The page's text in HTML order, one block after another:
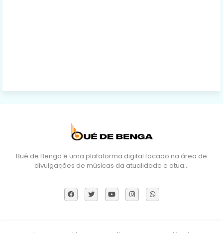
Bué de Benga é uma plataforma digital focado na área de
divulgações de músicas da atualidade e atua…
Sobre Nós DMCA Termos e Políticas Contactos